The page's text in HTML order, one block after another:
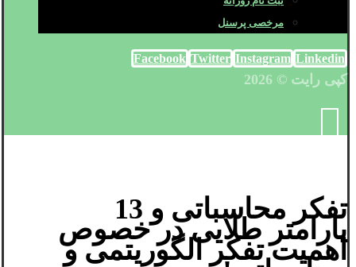
مرخصی پرسنل
Facebook Twitter Instagram Linkedin
کپی رایت © 2026
تفکر محاسباتی و 13
پارامتر طلایی در خصوص
اهمیت تفکر الگوریتمی و